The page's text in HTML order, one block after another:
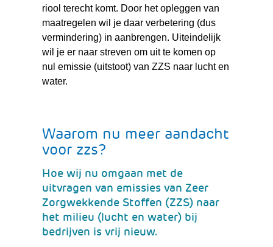
riool terecht komt. Door het opleggen van
maatregelen wil je daar verbetering (dus
vermindering) in aanbrengen. Uiteindelijk
wil je er naar streven om uit te komen op
nul emissie (uitstoot) van ZZS naar lucht en
water.
Waarom nu meer aandacht
voor zzs?
Hoe wij nu omgaan met de
uitvragen van emissies van Zeer
Zorgwekkende Stoffen (ZZS) naar
het milieu (lucht en water) bij
bedrijven is vrij nieuw.